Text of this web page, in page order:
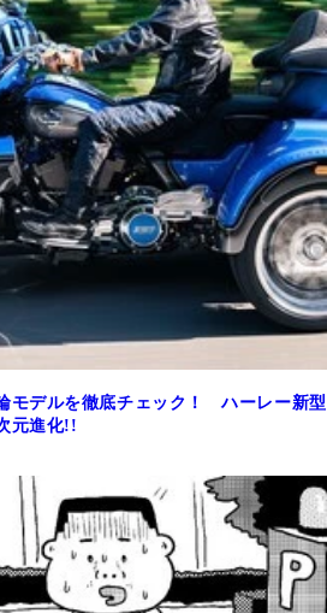
モデルを徹底チェック！ ハーレー新型
元進化!!